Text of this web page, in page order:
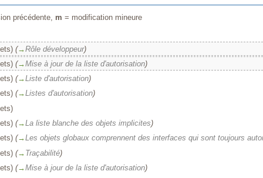
précédente, m = modification mineure
(→Rôle développeur)
(→Mise à jour de la liste d'autorisation)
(→Liste d'autorisation)
(→Listes d'autorisation)
(→La liste blanche des objets implicites)
(→Les objets globaux comprennent des interfaces qui sont toujours
(→ Traçabilité)
(→Mise à jour de la liste d'autorisation)